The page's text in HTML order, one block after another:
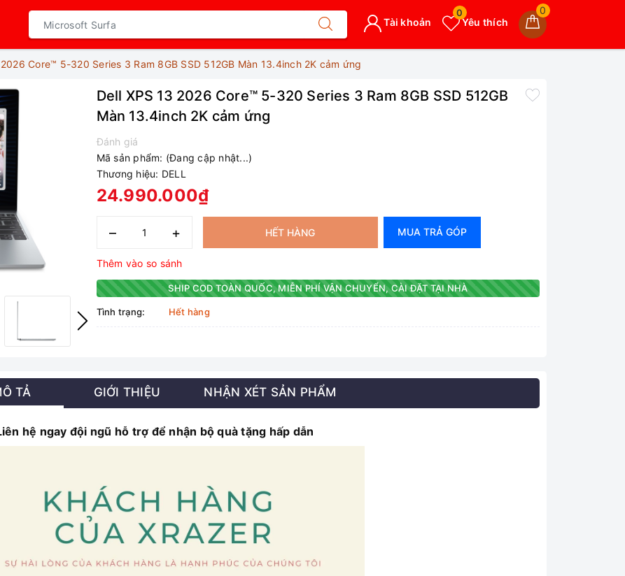
0
Yêu thích
0
Tài khoản
Core™ 5-320 Series 3 Ram 8GB SSD 512GB Màn 13.4inch 2K cảm ứng
Dell XPS 13 2026 Core™ 5-320 Series 3 Ram 8GB SSD 512GB
Màn 13.4inch 2K cảm ứng
Đánh giá
Mã sản phẩm: (Đang cập nhật...)
Thương hiệu: DELL
24.990.000₫
– + HẾT HÀNG MUA TRẢ GÓP
Thêm vào so sánh
SHIP COD TOÀN QUỐC, MIỄN PHÍ VẬN CHUYỂN, CÀI ĐẶT TẠI NHÀ
Tình trạng: Hết hàng
TẢ GIỚI THIỆU NHẬN XÉT SẢN PHẨM
hệ ngay đội ngũ hỗ trợ để nhận bộ quà tặng hấp dẫn